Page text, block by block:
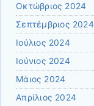
Οκτώβριος 2024
Σεπτέμβριος 2024
Ιούλιος 2024
Ιούνιος 2024
Μάιος 2024
Απρίλιος 2024